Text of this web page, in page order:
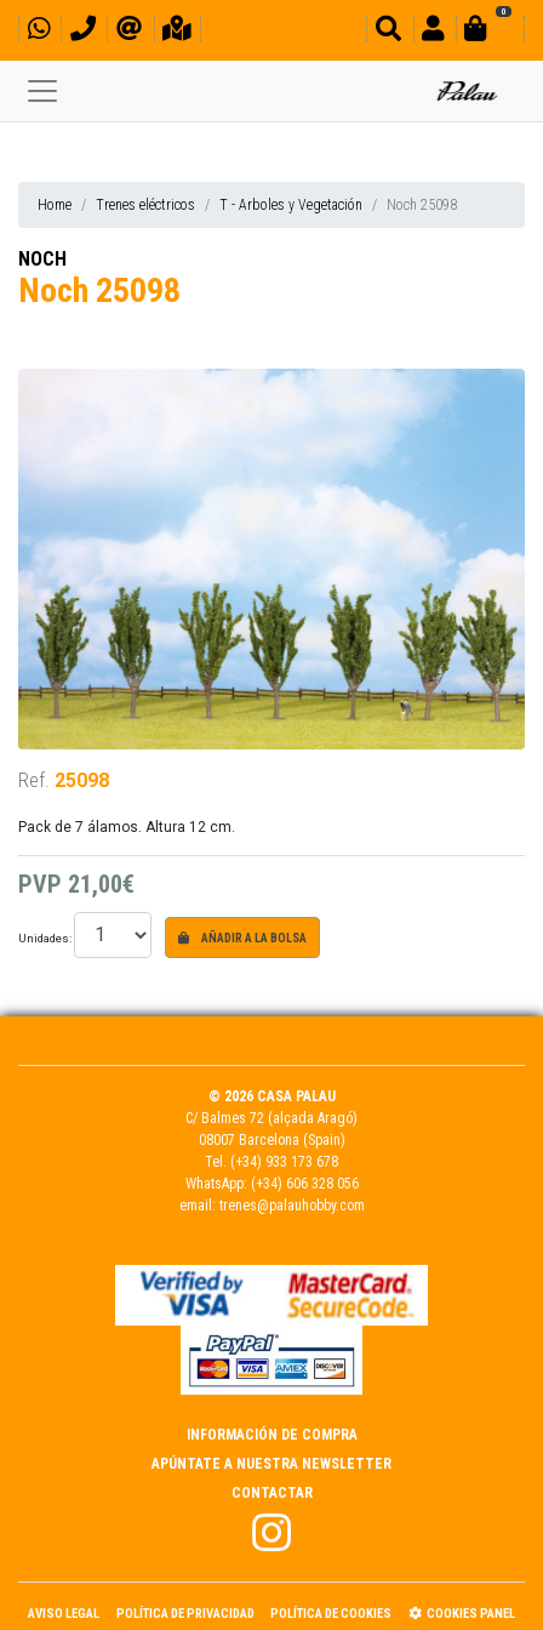
0
Home Trenes eléctricos T - Arboles y Vegetación Noch 25098
NOCH
Noch 25098
Ref. 25098
Pack de 7 álamos. Altura 12 cm.
PVP 21,00€
Unidades: AÑADIR A LA BOLSA
© 2026 CASA PALAU
C/ Balmes 72 (alçada Aragó)
08007 Barcelona (Spain)
Tel. (+34) 933 173 678
WhatsApp: (+34) 606 328 056
email: trenes@palauhobby.com
INFORMACIÓN DE COMPRA
APÚNTATE A NUESTRA NEWSLETTER
CONTACTAR
AVISO LEGAL POLÍTICA DE PRIVACIDAD POLÍTICA DE COOKIES COOKIES PANEL